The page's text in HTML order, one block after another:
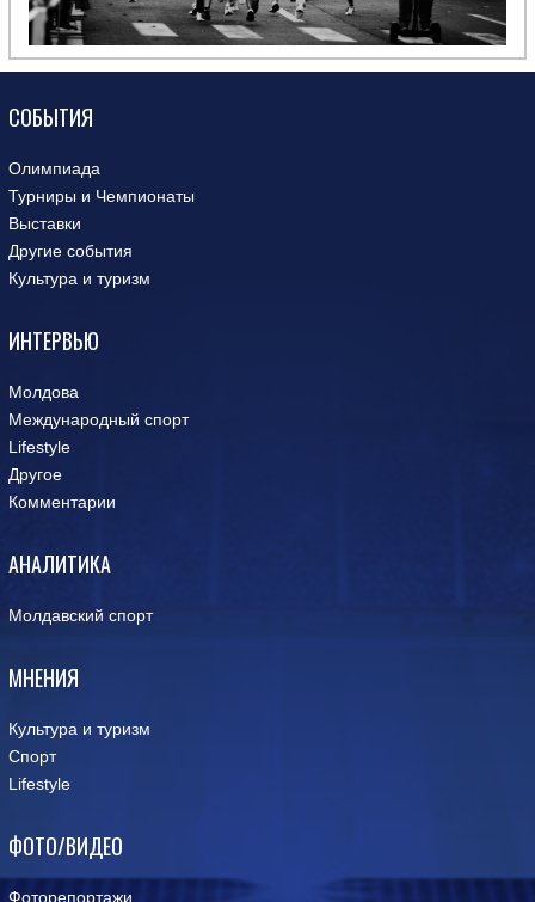
СОБЫТИЯ
Олимпиада
Турниры и Чемпионаты
Выставки
Другие события
Культура и туризм
ИНТЕРВЬЮ
Молдова
Международный спорт
Lifestyle
Другое
Комментарии
АНАЛИТИКА
Молдавский спорт
МНЕНИЯ
Культура и туризм
Спорт
Lifestyle
ФОТО/ВИДЕО
Фоторепортажи